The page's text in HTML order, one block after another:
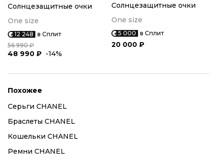
Солнцезащитные очки
One size
12 248 в Сплит
56 990 ₽
48 990 ₽ -14%
Солнцезащитные очки
One size
5 000 в Сплит
20 000 ₽
Похожее
Серьги CHANEL
Браслеты CHANEL
Кошельки CHANEL
Ремни CHANEL